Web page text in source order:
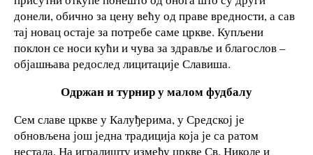
донели, обично за цену већу од праве вредности, а сав
тај новац остаје за потребе саме цркве. Купљени
поклон се носи кући и чува за здравље и благослов –
објашњава редослед лицитације Славиша.
Одржан и турнир у малом фудбалу
Сем славе цркве у Калуђерима, у Средској је
обновљена још једна традиција која је са ратом
нестала. На игралишту између цркве Св. Николе и